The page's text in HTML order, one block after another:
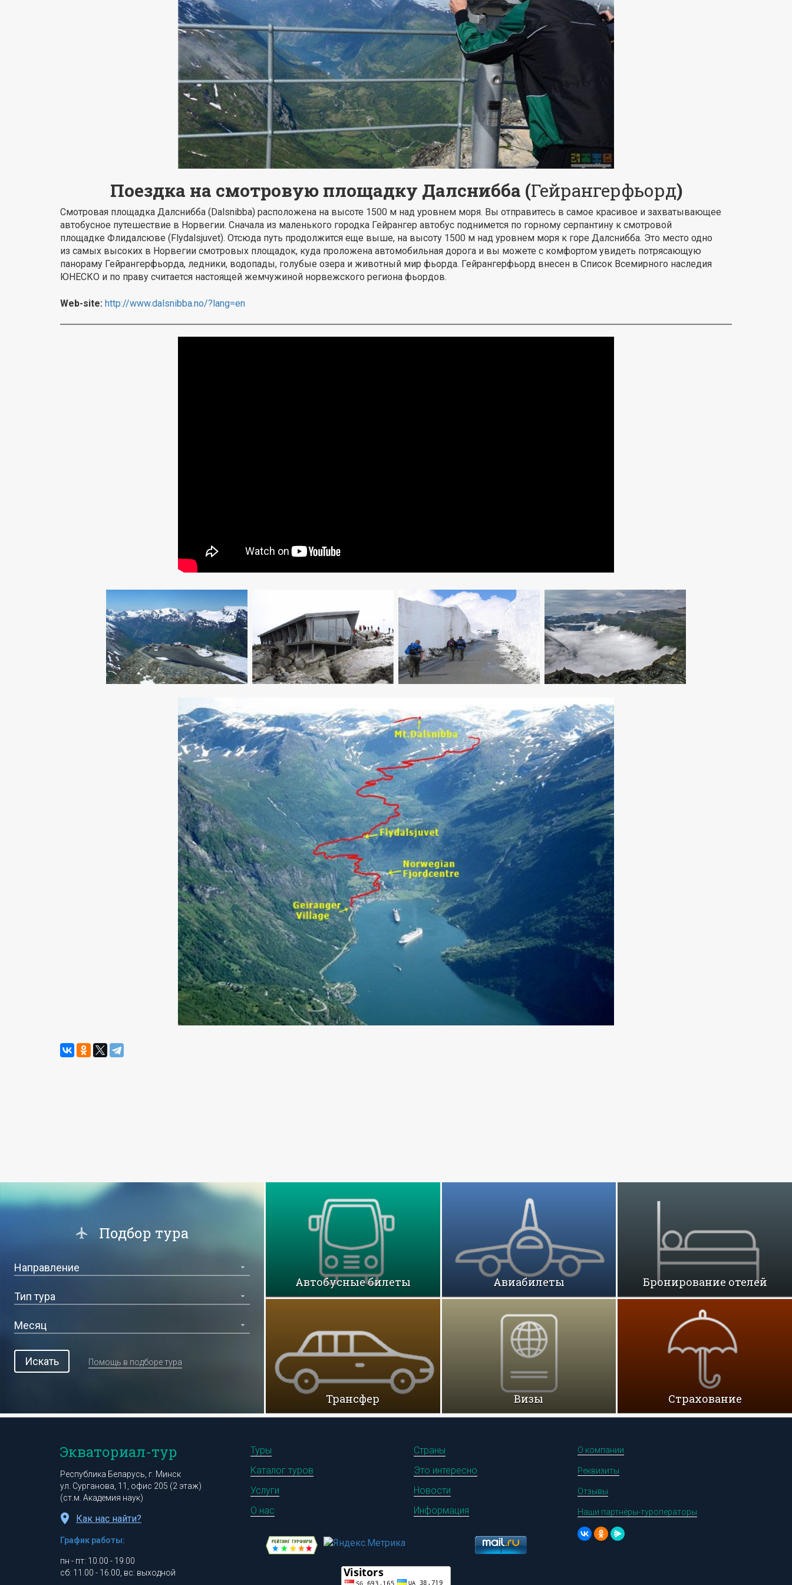
Поездка на смотровую площадку Далснибба (Гейрангерфьорд)
Смотровая площадка Далснибба (Dalsnibba) расположена на высоте 1500 м над уровнем моря. Вы отправитесь в самое красивое и захватывающее
автобусное путешествие в Норвегии. Сначала из маленького городка Гейрангер автобус поднимется по горному серпантину к смотровой
площадке Флидалсюве (Flydalsjuvet). Отсюда путь продолжится еще выше, на высоту 1500 м над уровнем моря к горе Далснибба. Это место одно
из самых высоких в Норвегии смотровых площадок, куда проложена автомобильная дорога и вы можете с комфортом увидеть потрясающую
панораму Гейрангерфьорда, ледники, водопады, голубые озера и животный мир фьорда. Гейрангерфьорд внесен в Список Всемирного наследия
ЮНЕСКО и по праву считается настоящей жемчужиной норвежского региона фьордов.
Web-site: http://www.dalsnibba.no/?lang=en
Подбор тура
Искать Помощь в подборе тура
Автобусные билеты Авиабилеты Бронирование отелей
Трансфер Визы Cтрахование
О компании
Реквизиты
Отзывы
Наши партнёры-туроператоры
Экваториал-тур
Республика Беларусь, г. Минск
ул. Сурганова, 11, офис 205 (2 этаж)
(ст.м. Академия наук)
Как нас найти?
График работы:
пн - пт: 10.00 - 19.00
сб: 11.00 - 16.00, вс: выходной
Туры
Страны
Каталог туров
Это интересно
Услуги
Новости
О нас
Информация